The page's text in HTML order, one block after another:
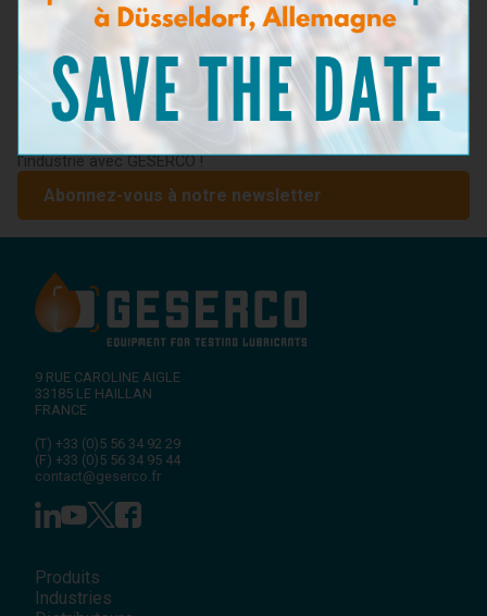
Newsletter
Ne manquez pas les dernières nouveautés de GESERCO !
Inscrivez-vous à notre newsletter pour recevoir des
informations sur nos innovations en matière de surveillance de
l'état des lubrifiants, nos événements à venir, et des conseils
d'experts sur la maintenance préventive. Restez à la pointe de
l'industrie avec GESERCO !
Abonnez-vous à notre newsletter
9 RUE CAROLINE AIGLE
33185 LE HAILLAN
FRANCE
(T) +33 (0)5 56 34 92 29
(F) +33 (0)5 56 34 95 44
contact@geserco.fr
Produits
Industries